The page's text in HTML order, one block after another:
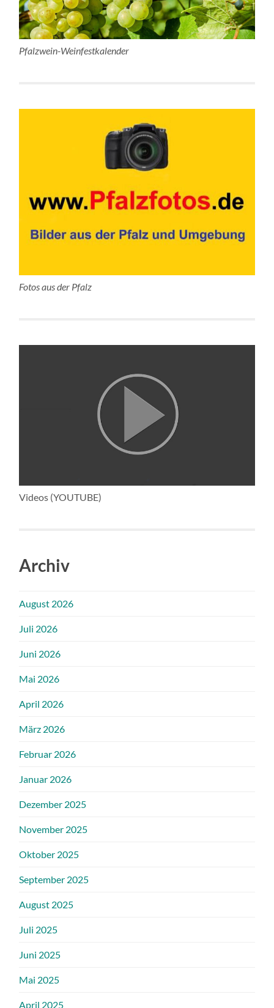
Pfalzwein-Weinfestkalender
Fotos aus der Pfalz
Videos (YOUTUBE)
Archiv
August 2026
Juli 2026
Juni 2026
Mai 2026
April 2026
März 2026
Februar 2026
Januar 2026
Dezember 2025
November 2025
Oktober 2025
September 2025
August 2025
Juli 2025
Juni 2025
Mai 2025
April 2025